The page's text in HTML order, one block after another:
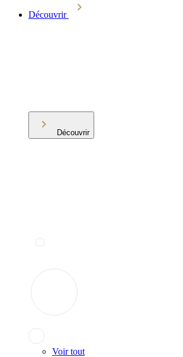
Découvrir
Découvrir
Voir tout